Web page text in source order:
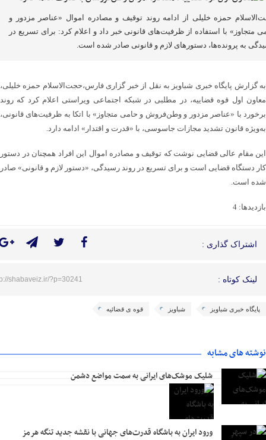
حمزه خلیلی از ادامه روند توقیف و مصادره اموال «عناصر مزدور و
متجاوز» با استفاده از ظرفیت‌های قانونی خبر داد و اعلام کرد: برای تسریع در
به پرونده‌ها، دستورهای لازم و قانونی صادر شده است.
به گزارش پایگاه خبری شباویز به نقل از خبر گزاری فارس،حجت‌الاسلام حمزه خلیلی،
معاون اول قوه قضاییه، در مطلبی در شبکه اجتماعی ویراستی اعلام کرد که روند
برخورد با «عناصر مزدور و وطن‌فروش و حامی متجاوز» با اتکا به ظرفیت‌های قانونی،
به‌ویژه قانون تشدید مجازات جاسوسی، با «قدرت و اقتدار» ادامه دارد.
این مقام عالی قضایی نوشت که توقیف و مصادره اموال این افراد همچنان در دستور
کار دستگاه قضایی است و برای تسریع در روند رسیدگی، «دستور لازم و قانونی» صادر
شده است.
بازدیدها: 4
اشتراک گذاری :
لینک کوتاه : shabaveiz.ir/?p=30241
پایگاه خبری شباویز شباویز قوه ی قضائیه
نوشته های مشابه
شلیک موشک‌های ایرانی به سمت مواضع دشمن
ورود ایران به باشگاه قدرت‌های جهانی با نقشه جدید تنگه هرمز